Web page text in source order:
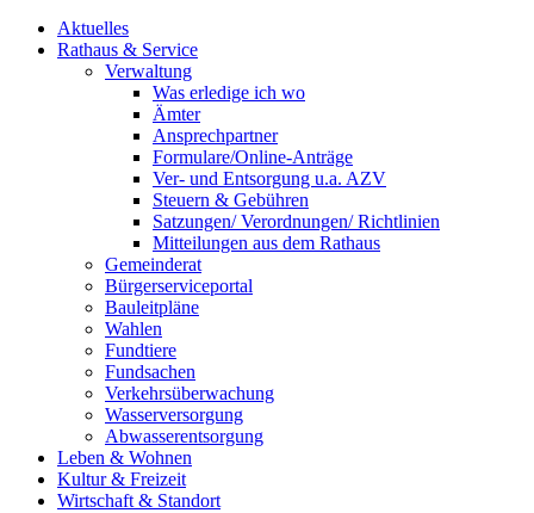
Aktuelles
Rathaus & Service
Verwaltung
Was erledige ich wo
Ämter
Ansprechpartner
Formulare/Online-Anträge
Ver- und Entsorgung u.a. AZV
Steuern & Gebühren
Satzungen/ Verordnungen/ Richtlinien
Mitteilungen aus dem Rathaus
Gemeinderat
Bürgerserviceportal
Bauleitpläne
Wahlen
Fundtiere
Fundsachen
Verkehrsüberwachung
Wasserversorgung
Abwasserentsorgung
Leben & Wohnen
Kultur & Freizeit
Wirtschaft & Standort